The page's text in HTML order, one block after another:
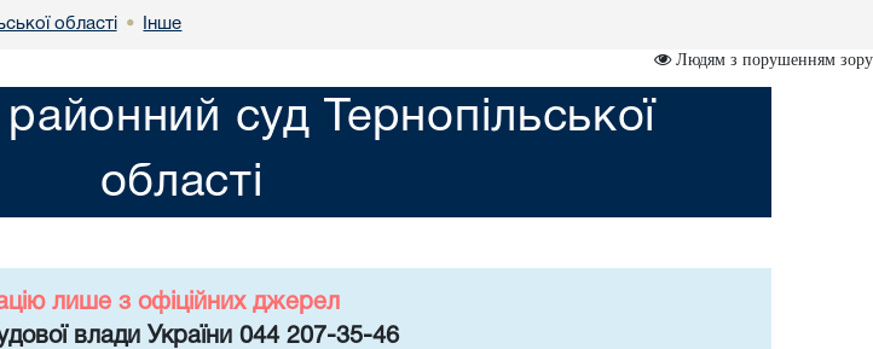
області • Інше
Людям з порушенням зору
суд Тернопільської
області
лише з офіційних джерел
влади України 044 207-35-46